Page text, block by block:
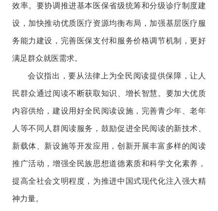
效率。要协调推进基本医保省级统筹和分级诊疗制度建
设，加快推动优质医疗资源均衡布局，加强基层医疗服
务能力建设，完善医保支付和服务价格调节机制，更好
满足群众就医需求。
会议指出，要从法律上为全民阅读提供保障，让人
民群众通过阅读不断获取知识、增长智慧。要加大优质
内容供给，建设用好全民阅读设施，完善青少年、老年
人等不同人群阅读服务，鼓励促进全民阅读的新技术、
新载体、新设施等开发应用，创新开展丰富多样的阅读
推广活动，增强全民族思想道德素质和科学文化素养，
提高全社会文明程度，为推进中国式现代化注入强大精
神力量。